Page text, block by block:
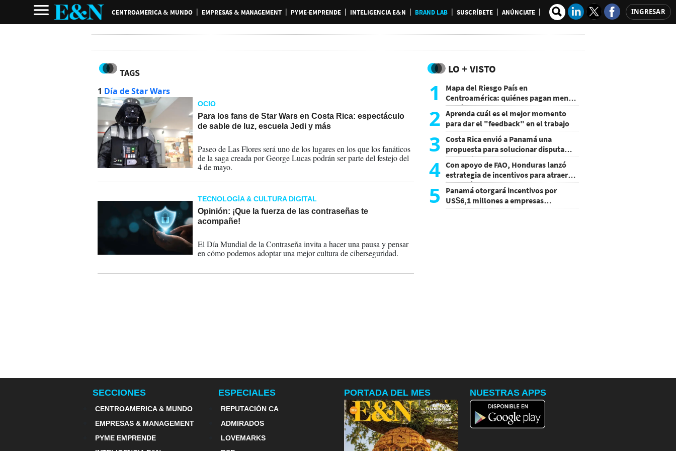
CENTROAMERICA & MUNDO EMPRESAS & MANAGEMENT PYME-EMPRENDE INTELIGENCIA E&N BRAND LAB SUSCRÍBETE ANÚNCIATE INGRESAR
TAGS
1 Día de Star Wars
OCIO
Para los fans de Star Wars en Costa Rica: espectáculo
de sable de luz, escuela Jedi y más
Paseo de Las Flores será uno de los lugares en los que los fanáticos
de la saga creada por George Lucas podrán ser parte del festejo del
4 de mayo.
TECNOLOGÍA & CULTURA DIGITAL
Opinión: ¡Que la fuerza de las contraseñas te
acompañe!
El Día Mundial de la Contraseña invita a hacer una pausa y pensar
en cómo podemos adoptar una mejor cultura de ciberseguridad.
LO + VISTO
1
Mapa del Riesgo País en
Centroamérica: quiénes pagan menos
y cuáles mejoraron
2 Aprenda cuál es el mejor momento
para dar el "feedback" en el trabajo
3 Costa Rica envió a Panamá una
propuesta para solucionar disputa
comercial
4 Con apoyo de FAO, Honduras lanzó
estrategia de incentivos para atraer
inversión al agro
5
Panamá otorgará incentivos por
US$6,1 millones a empresas
agroexportadoras
SECCIONES
CENTROAMERICA & MUNDO
EMPRESAS & MANAGEMENT
PYME EMPRENDE
ESPECIALES
REPUTACIÓN CA
ADMIRADOS
LOVEMARKS
PORTADA DEL MES NUESTRAS APPS